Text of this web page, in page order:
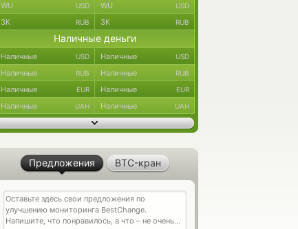
WU USD WU USD
ЗК RUB ЗК RUB
Наличные деньги
Наличные USD Наличные USD
Наличные RUB Наличные RUB
Наличные EUR Наличные EUR
Наличные UAH Наличные UAH
Предложения BTC-кран